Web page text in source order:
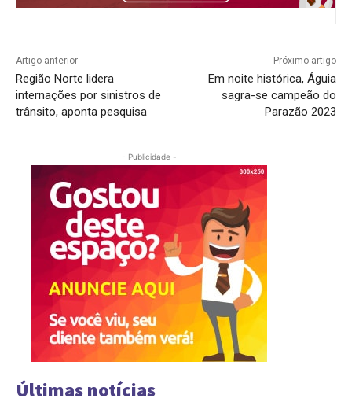
Artigo anterior
Região Norte lidera
internações por sinistros de
trânsito, aponta pesquisa
Próximo artigo
Em noite histórica, Águia
sagra-se campeão do
Parazão 2023
- Publicidade -
Últimas notícias